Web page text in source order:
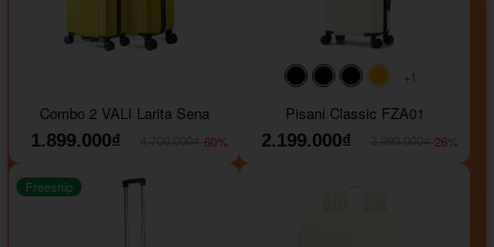
Combo 2 VALI Larita Sena
1.899.000₫
-60%
#000000#000000#000000
+1
Pisani Classic FZA01
2.199.000₫
-26%
Freeship